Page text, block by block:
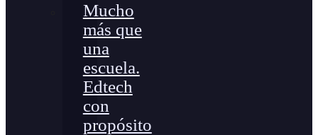
Mucho
más que
una
escuela.
Edtech
con
propósito